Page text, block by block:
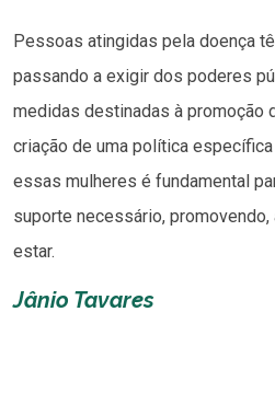
Pessoas atingidas pela doença
passando a exigir dos poderes
medidas destinadas à promoção
criação de uma política
essas mulheres é fundamental
suporte necessário,
estar.
Jânio Tavares